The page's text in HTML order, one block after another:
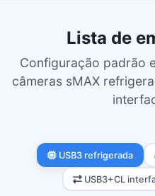
Lista de
Configuração padrão
câmeras sMAX
USB3 refrigerada
USB3+CL